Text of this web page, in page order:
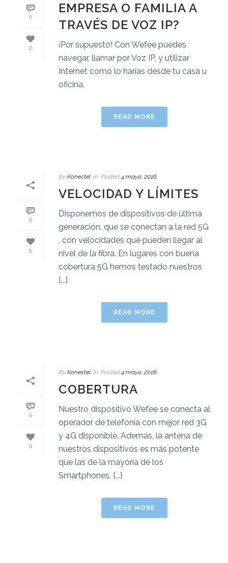
0
0
EMPRESA O FAMILIA A
TRAVÉS DE VOZ IP?
¡Por supuesto! Con Wefee puedes
navegar, llamar por Voz IP, y utilizar
Internet como lo harías desde tu casa u
oficina.
READ MORE
0
0
By Konectel In Posted 4 mayo, 2016
VELOCIDAD Y LÍMITES
Disponemos de dispositivos de última
generación, que se conectan a la red 5G
, con velocidades que pueden llegar al
nivel de la fibra. En lugares con buena
cobertura 5G hemos testado nuestros
[...]
READ MORE
0
0
By Konectel In Posted 4 mayo, 2016
COBERTURA
Nuestro dispositivo Wefee se conecta al
operador de telefonía con mejor red 3G
y 4G disponible. Además, la antena de
nuestros dispositivos es más potente
que las de la mayoría de los
Smartphones, [...]
READ MORE